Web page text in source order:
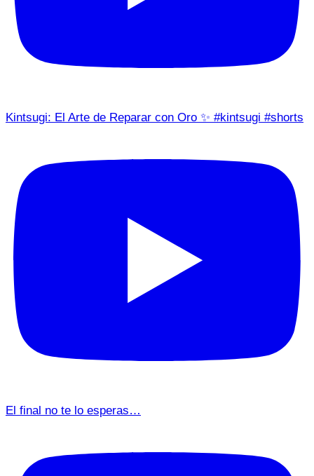
Kintsugi: El Arte de Reparar con Oro ✨ #kintsugi #shorts
El final no te lo esperas…